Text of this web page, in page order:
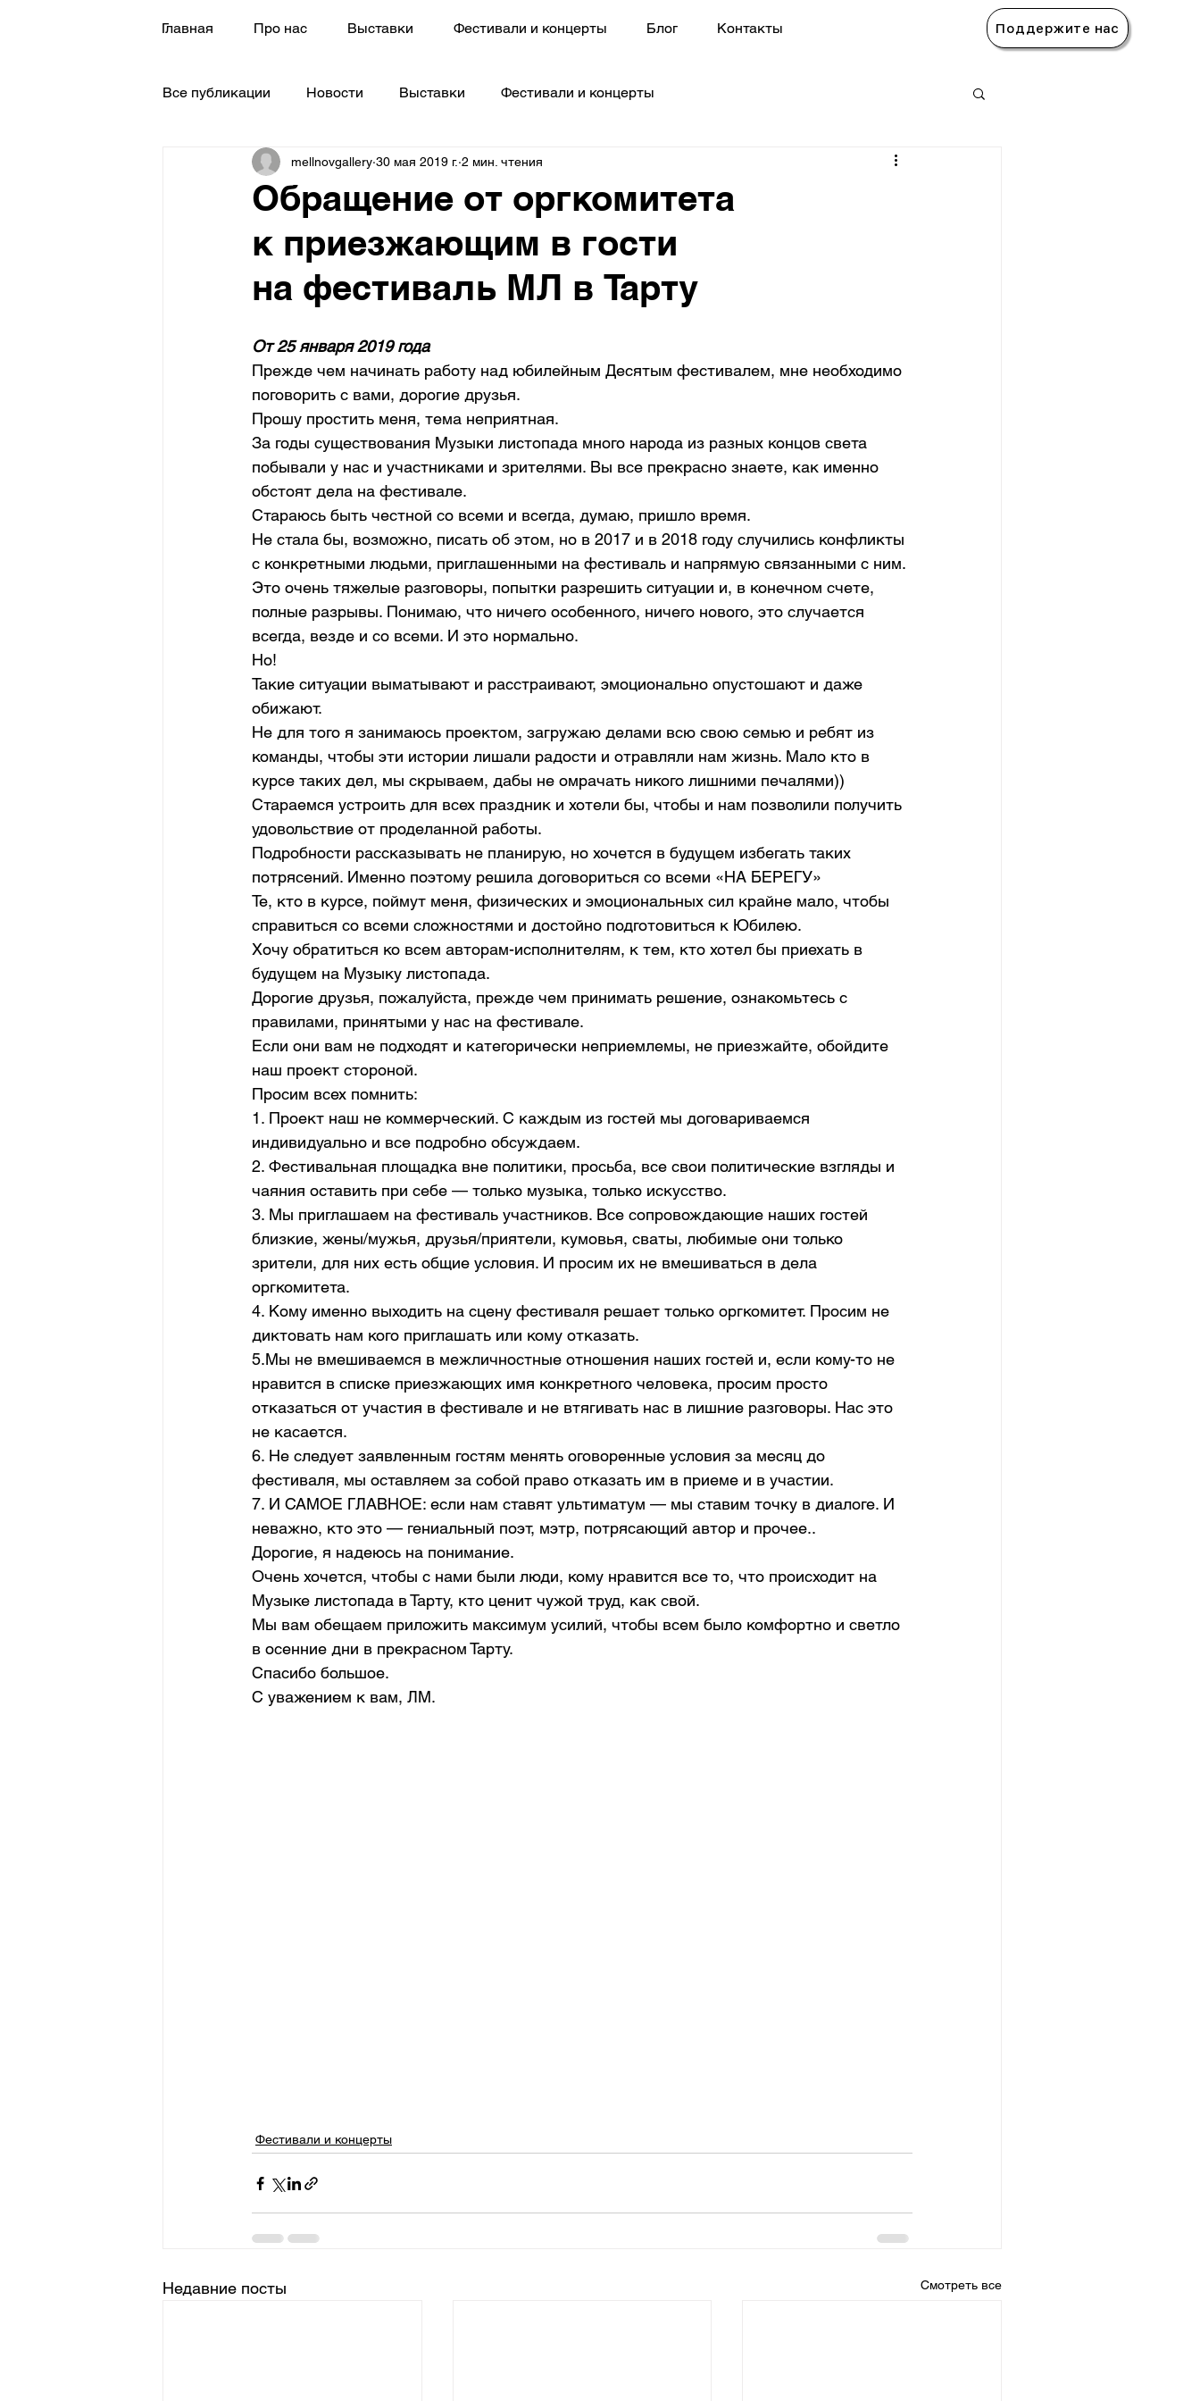
Главная Про нас Выставки Фестивали и концерты Блог Контакты Поддержите нас
Все публикации Новости Выставки Фестивали и концерты
Обращение от оргкомитета
к приезжающим в гости
на фестиваль МЛ в Тарту
mellnovgallery 30 мая 2019 г. 2 мин. чтения
От 25 января 2019 года
Прежде чем начинать работу над юбилейным Десятым фестивалем, мне необходимо
поговорить с вами, дорогие друзья.
Прошу простить меня, тема неприятная.
За годы существования Музыки листопада много народа из разных концов света
побывали у нас и участниками и зрителями. Вы все прекрасно знаете, как именно
обстоят дела на фестивале.
Стараюсь быть честной со всеми и всегда, думаю, пришло время.
Не стала бы, возможно, писать об этом, но в 2017 и в 2018 году случились конфликты
с конкретными людьми, приглашенными на фестиваль и напрямую связанными с ним.
Это очень тяжелые разговоры, попытки разрешить ситуации и, в конечном счете,
полные разрывы. Понимаю, что ничего особенного, ничего нового, это случается
всегда, везде и со всеми. И это нормально.
Но!
Такие ситуации выматывают и расстраивают, эмоционально опустошают и даже
обижают.
Не для того я занимаюсь проектом, загружаю делами всю свою семью и ребят из
команды, чтобы эти истории лишали радости и отравляли нам жизнь. Мало кто в
курсе таких дел, мы скрываем, дабы не омрачать никого лишними печалями))
Стараемся устроить для всех праздник и хотели бы, чтобы и нам позволили получить
удовольствие от проделанной работы.
Подробности рассказывать не планирую, но хочется в будущем избегать таких
потрясений. Именно поэтому решила договориться со всеми «НА БЕРЕГУ»
Те, кто в курсе, поймут меня, физических и эмоциональных сил крайне мало, чтобы
справиться со всеми сложностями и достойно подготовиться к Юбилею.
Хочу обратиться ко всем авторам-исполнителям, к тем, кто хотел бы приехать в
будущем на Музыку листопада.
Дорогие друзья, пожалуйста, прежде чем принимать решение, ознакомьтесь с
правилами, принятыми у нас на фестивале.
Если они вам не подходят и категорически неприемлемы, не приезжайте, обойдите
наш проект стороной.
Просим всех помнить:
1. Проект наш не коммерческий. С каждым из гостей мы договариваемся
индивидуально и все подробно обсуждаем.
2. Фестивальная площадка вне политики, просьба, все свои политические взгляды и
чаяния оставить при себе — только музыка, только искусство.
3. Мы приглашаем на фестиваль участников. Все сопровождающие наших гостей
близкие, жены/мужья, друзья/приятели, кумовья, сваты, любимые они только
зрители, для них есть общие условия. И просим их не вмешиваться в дела
оргкомитета.
4. Кому именно выходить на сцену фестиваля решает только оргкомитет. Просим не
диктовать нам кого приглашать или кому отказать.
5.Мы не вмешиваемся в межличностные отношения наших гостей и, если кому-то не
нравится в списке приезжающих имя конкретного человека, просим просто
отказаться от участия в фестивале и не втягивать нас в лишние разговоры. Нас это
не касается.
6. Не следует заявленным гостям менять оговоренные условия за месяц до
фестиваля, мы оставляем за собой право отказать им в приеме и в участии.
7. И САМОЕ ГЛАВНОЕ: если нам ставят ультиматум — мы ставим точку в диалоге. И
неважно, кто это — гениальный поэт, мэтр, потрясающий автор и прочее..
Дорогие, я надеюсь на понимание.
Очень хочется, чтобы с нами были люди, кому нравится все то, что происходит на
Музыке листопада в Тарту, кто ценит чужой труд, как свой.
Мы вам обещаем приложить максимум усилий, чтобы всем было комфортно и светло
в осенние дни в прекрасном Тарту.
Спасибо большое.
С уважением к вам, ЛМ.
Фестивали и концерты
Недавние посты Смотреть все